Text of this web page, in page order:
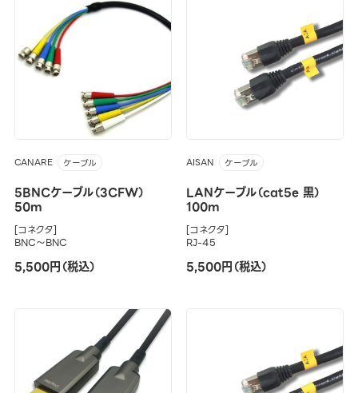
CANARE ケーブル
5BNCケーブル（3CFW）
50m
[コネクタ]
BNC～BNC
5,500円（税込）
AISAN ケーブル
LANケーブル（cat5e 黒）
100m
[コネクタ]
RJ-45
5,500円（税込）